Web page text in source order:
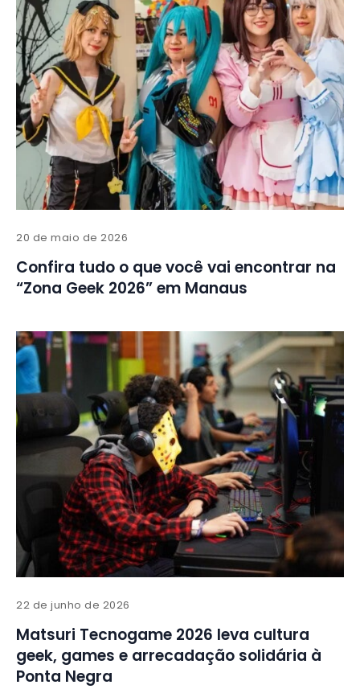
20 de maio de 2026
Confira tudo o que você vai encontrar na
“Zona Geek 2026” em Manaus
22 de junho de 2026
Matsuri Tecnogame 2026 leva cultura
geek, games e arrecadação solidária à
Ponta Negra